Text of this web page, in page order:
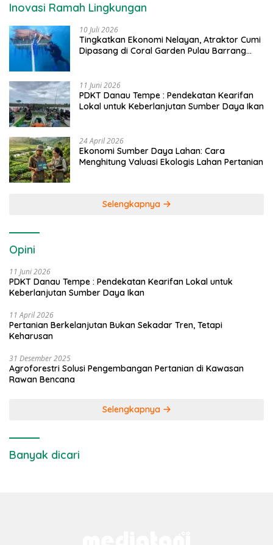
Inovasi Ramah Lingkungan
10 Juli 2026
Tingkatkan Ekonomi Nelayan, Atraktor Cumi
Dipasang di Coral Garden Pulau Barrang
11 Juni 2026
PDKT Danau Tempe : Pendekatan Kearifan
Lokal untuk Keberlanjutan Sumber Daya Ikan
24 April 2026
Ekonomi Sumber Daya Lahan: Cara
Menghitung Valuasi Ekologis Lahan Pertanian
Selengkapnya
Opini
11 Juni 2026
PDKT Danau Tempe : Pendekatan Kearifan Lokal untuk
Keberlanjutan Sumber Daya Ikan
11 April 2026
Pertanian Berkelanjutan Bukan Sekadar Tren, Tetapi
Keharusan
31 Desember 2025
Agroforestri Solusi Pengembangan Pertanian di Kawasan
Rawan Bencana
Selengkapnya
Banyak dicari